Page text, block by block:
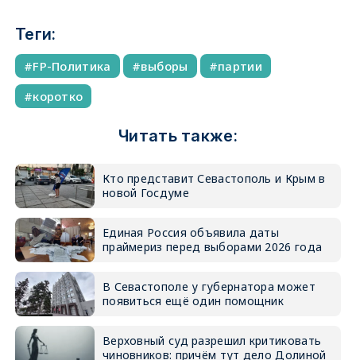
Теги:
FP-Политика выборы
партии
коротко
Читать также:
Кто представит Севастополь и Крым в
новой Госдуме
Единая Россия объявила даты
праймериз перед выборами 2026 года
В Севастополе у губернатора может
появиться ещё один помощник
Верховный суд разрешил критиковать
чиновников: причём тут дело Долиной